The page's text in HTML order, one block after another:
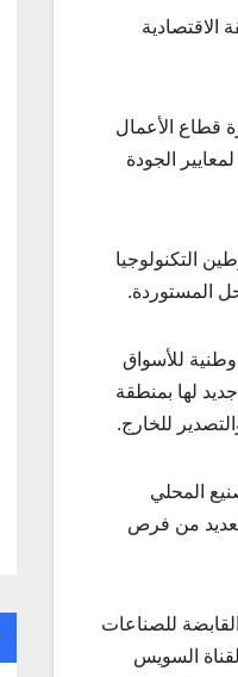
الاقتصادية
قطاع الأعمال
الجودة
التكنولوجيا
المستوردة.
للأسواق
لها بمنطقة
للخارج.
المحلي
من فرص
للصناعات
السويس